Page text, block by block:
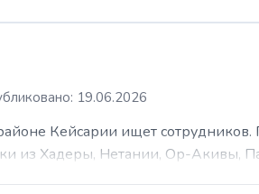
19.06.2026
Кейсарии ищет
из Хадеры, Нетании, Ор-Акивы,